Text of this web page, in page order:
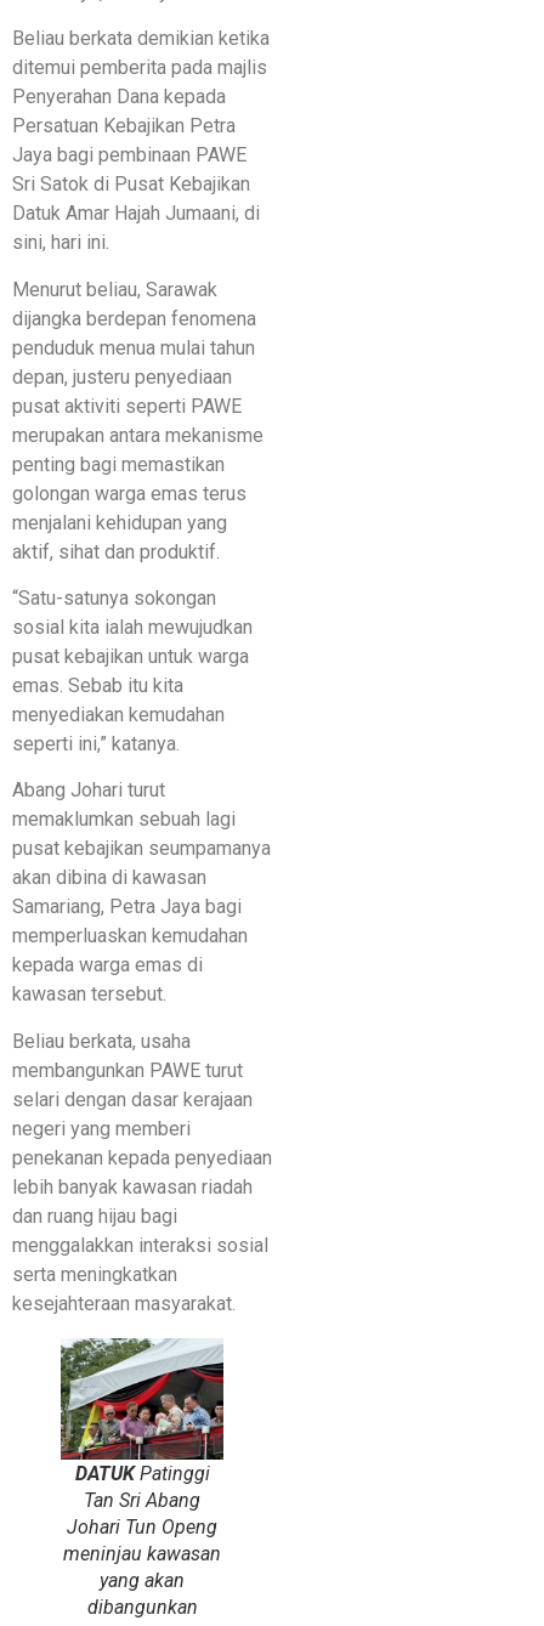
Beliau berkata demikian ketika
ditemui pemberita pada majlis
Penyerahan Dana kepada
Persatuan Kebajikan Petra
Jaya bagi pembinaan PAWE
Sri Satok di Pusat Kebajikan
Datuk Amar Hajah Jumaani, di
sini, hari ini.
Menurut beliau, Sarawak
dijangka berdepan fenomena
penduduk menua mulai tahun
depan, justeru penyediaan
pusat aktiviti seperti PAWE
merupakan antara mekanisme
penting bagi memastikan
golongan warga emas terus
menjalani kehidupan yang
aktif, sihat dan produktif.
“Satu-satunya sokongan
sosial kita ialah mewujudkan
pusat kebajikan untuk warga
emas. Sebab itu kita
menyediakan kemudahan
seperti ini,” katanya.
Abang Johari turut
memaklumkan sebuah lagi
pusat kebajikan seumpamanya
akan dibina di kawasan
Samariang, Petra Jaya bagi
memperluaskan kemudahan
kepada warga emas di
kawasan tersebut.
Beliau berkata, usaha
membangunkan PAWE turut
selari dengan dasar kerajaan
negeri yang memberi
penekanan kepada penyediaan
lebih banyak kawasan riadah
dan ruang hijau bagi
menggalakkan interaksi sosial
serta meningkatkan
kesejahteraan masyarakat.
DATUKPatinggi
Tan Sri Abang
Johari Tun Openg
meninjau kawasan
yang akan
dibangunkan